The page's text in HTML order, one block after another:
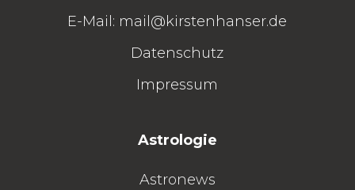
E-Mail: mail@kirstenhanser.de
Datenschutz
Impressum
Astrologie
Astronews